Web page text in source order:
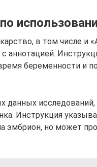
в том числе и
аннотацией.
беременности и
данных
Инструкция
эмбрион, но может